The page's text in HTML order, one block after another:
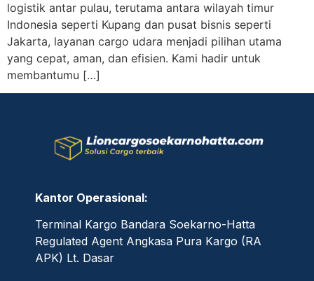
logistik antar pulau, terutama antara wilayah timur
Indonesia seperti Kupang dan pusat bisnis seperti
Jakarta, layanan cargo udara menjadi pilihan utama
yang cepat, aman, dan efisien. Kami hadir untuk
membantumu […]
Kantor Operasional:
Terminal Kargo Bandara Soekarno-Hatta
Regulated Agent Angkasa Pura Kargo (RA
APK) Lt. Dasar